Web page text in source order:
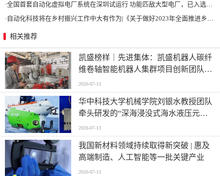
·全国首套自动化虚拟电厂系统在深圳试运行 功能匹敌大型电厂，已入选国际典型案例
· 自动化科技将在乡村振兴工作中大有作为|《关于做好2023年全面推进乡村振兴重点工作的意见》发布
相关推荐
凯盛榜样｜先进集体：凯盛机器人碳纤
维卷轴智能机器人集群项目创新团队
——迈向“智造”新高度
2026-07-13
华中科技大学机械学院刘银水教授团队
牵头研发的“深海浸没式海水液压元件
关键技术及应用”荣获国家技术发明奖
二等奖
2026-07-13
我国新材料领域持续取得新突破 | 惠及
高端制造、人工智能等一批关键产业
2026-07-13